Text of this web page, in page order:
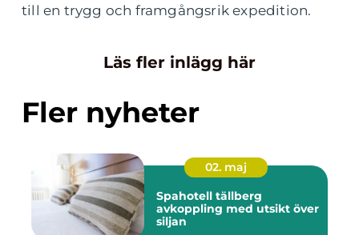
till en trygg och framgångsrik expedition.
Läs fler inlägg här
Fler nyheter
02. maj
Spahotell tällberg
avkoppling med utsikt över
siljan